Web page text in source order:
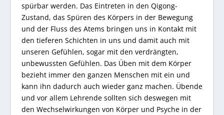
spürbar werden. Das Eintreten in den Qigong-
Zustand, das Spüren des Körpers in der Bewegung
und der Fluss des Atems bringen uns in Kontakt mit
den tieferen Schichten in uns und damit auch mit
unseren Gefühlen, sogar mit den verdrängten,
unbewussten Gefühlen. Das Üben mit dem Körper
bezieht immer den ganzen Menschen mit ein und
kann ihn dadurch auch wieder ganz machen. Übende
und vor allem Lehrende sollten sich deswegen mit
den Wechselwirkungen von Körper und Psyche in der